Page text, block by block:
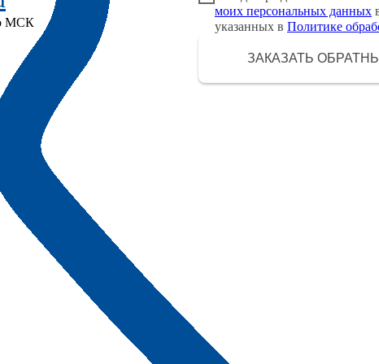
МСК
моих персональных данных
указанных в Политике
ЗАКАЗАТЬ